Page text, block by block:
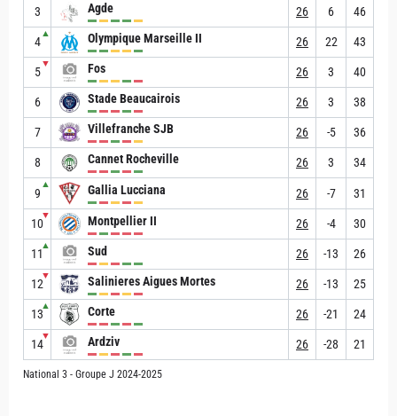
3 Agde 26 6 46
4
▲ Olympique Marseille II 26 22 43
5
▼ Fos 26 3 40
6 Stade Beaucairois 26 3 38
7 Villefranche SJB 26 -5 36
8 Cannet Rocheville 26 3 34
9
▲ Gallia Lucciana 26 -7 31
10
▼ Montpellier II 26 -4 30
11
▲ Sud 26 -13 26
12
▼ Salinieres Aigues Mortes 26 -13 25
13
▲ Corte 26 -21 24
14
▼ Ardziv 26 -28 21
National 3 - Groupe J 2024-2025